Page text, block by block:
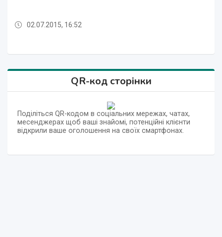
02.07.2015, 16:52
QR-код сторінки
Поділіться QR-кодом в соціальних мережах, чатах,
месенджерах щоб ваші знайомі, потенційні клієнти
відкрили ваше оголошення на своїх смартфонах.